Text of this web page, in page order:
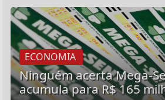
ECONOMIA
Ninguém acerta Mega-
acumula para R$ 165